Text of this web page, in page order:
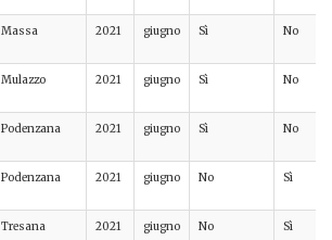
Massa 2021 giugno Sì No
Mulazzo 2021 giugno Sì No
Podenzana 2021 giugno Sì No
Podenzana 2021 giugno No Sì
Tresana 2021 giugno No Sì